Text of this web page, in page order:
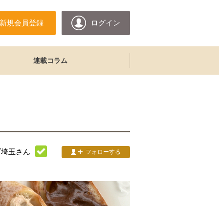
新規会員登録 ログイン
連載コラム
玉 さん フォローする